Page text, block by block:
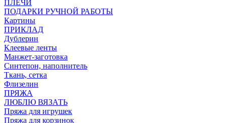
ПЛЕЧИ
ПОДАРКИ РУЧНОЙ РАБОТЫ
Картины
ПРИКЛАД
Дублерин
Клеевые ленты
Манжет-заготовка
Синтепон, наполнитель
Ткань, сетка
Флизелин
ПРЯЖА
ЛЮБЛЮ ВЯЗАТЬ
Пряжа для игрушек
Пряжа для корзинок